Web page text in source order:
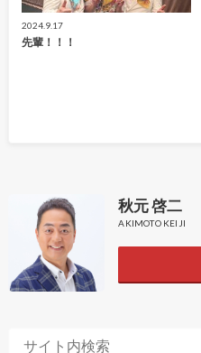
2024.9.17
先輩！！！
秋元 啓二
AKIMOTO KEIJI